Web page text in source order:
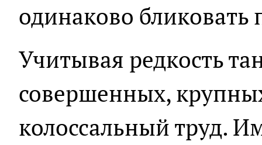
одинаково
Учитывая редкость
совершенных,
колоссальный труд.